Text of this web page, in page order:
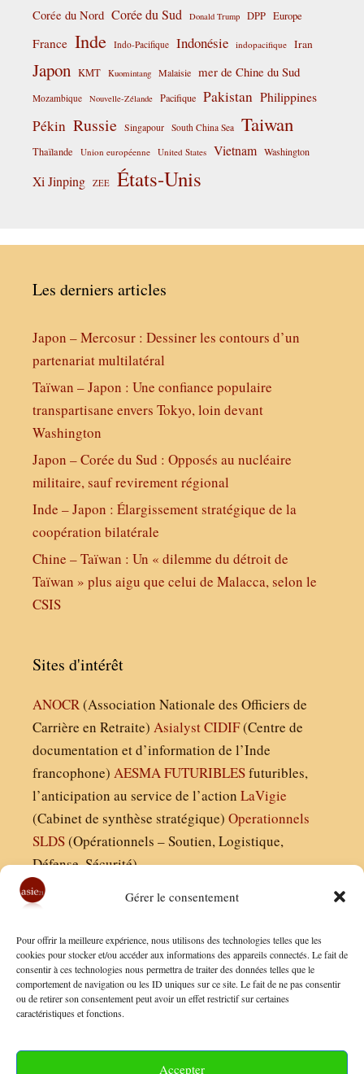
Gérer le consentement
Pour offrir la meilleure expérience, nous utilisons des technologies telles que les
cookies pour stocker et/ou accéder aux informations des appareils connectés. Le fait de
consentir à ces technologies nous permettra de traiter des données telles que le
comportement de navigation ou les ID uniques sur ce site. Le fait de ne pas consentir
ou de retirer son consentement peut avoir un effet restrictif sur certaines
caractéristiques et fonctions.
Accepter
Corée du Nord Corée du Sud Donald Trump DPP Europe
France Inde Indo-Pacifique Indonésie indopacifique Iran
Japon KMT Kuomintang Malaisie mer de Chine du Sud
Mozambique Nouvelle-Zélande Pacifique Pakistan Philippines
Pékin Russie Singapour South China Sea Taiwan
Thaïlande Union européenne United States Vietnam Washington
Xi Jinping ZEE États-Unis
Les derniers articles
Japon – Mercosur : Dessiner les contours d’un
partenariat multilatéral
Taïwan – Japon : Une confiance populaire
transpartisane envers Tokyo, loin devant
Washington
Japon – Corée du Sud : Opposés au nucléaire
militaire, sauf revirement régional
Inde – Japon : Élargissement stratégique de la
coopération bilatérale
Chine – Taïwan : Un « dilemme du détroit de
Taïwan » plus aigu que celui de Malacca, selon le
CSIS
Sites d'intérêt
ANOCR(Association Nationale des Officiers de
Carrière en Retraite) AsialystCIDIF(Centre de
documentation et d’information de l’Inde
francophone) AESMAFUTURIBLESfuturibles,
l’anticipation au service de l’action LaVigie
(Cabinet de synthèse stratégique) Operationnels
SLDS(Opérationnels – Soutien, Logistique,
Défense, Sécurité)
Finaldées EURL
Siège social : 13 avenue Boudon, 75016, Paris
Nous contacter
Conditions Générales de Vente